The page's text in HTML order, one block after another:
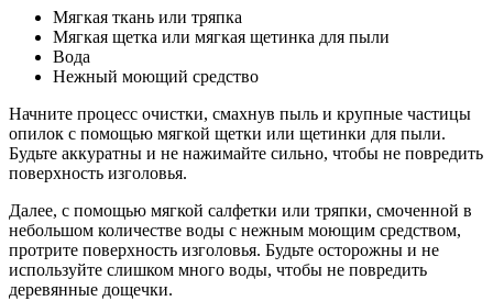
Мягкая ткань или тряпка
Мягкая щетка или мягкая щетинка для пыли
Вода
Нежный моющий средство
Начните процесс очистки, смахнув пыль и крупные частицы
опилок с помощью мягкой щетки или щетинки для пыли.
Будьте аккуратны и не нажимайте сильно, чтобы не повредить
поверхность изголовья.
Далее, с помощью мягкой салфетки или тряпки, смоченной в
небольшом количестве воды с нежным моющим средством,
протрите поверхность изголовья. Будьте осторожны и не
используйте слишком много воды, чтобы не повредить
деревянные дощечки.